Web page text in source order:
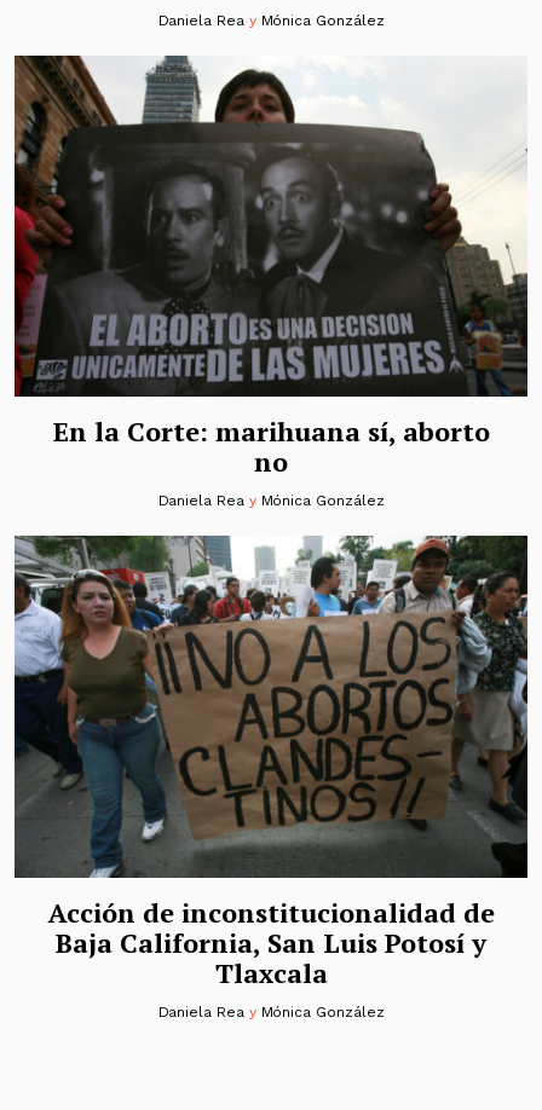
Daniela Rea y Mónica González
En la Corte: marihuana sí, aborto
no
Daniela Reay Mónica González
Acción de inconstitucionalidad de
Baja California, San Luis Potosí y
Tlaxcala
Daniela Reay Mónica González